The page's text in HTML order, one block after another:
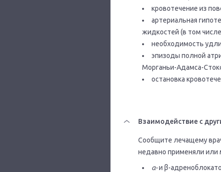
кровотечение из
артериальная
жидкостей (в том
необходимость
эпизоды полной
Морганьи-Адамса-
остановка
Взаимодействие с
Сообщите лечащему
недавно применяли или
α-и β-